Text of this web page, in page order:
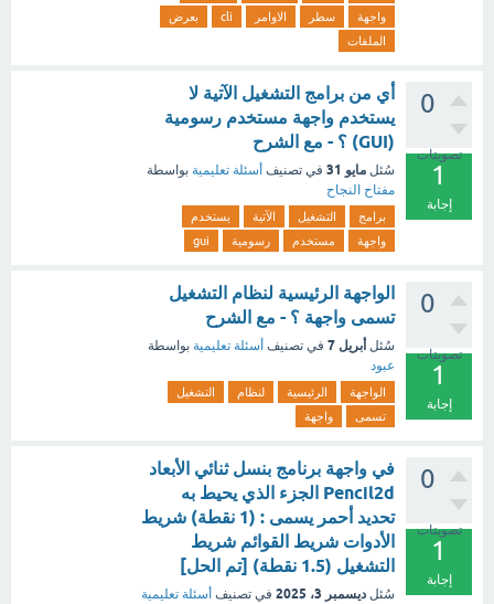
واجهة
سطر الاوامر cli
بعرض
الملفات
0
تصويتات
1
إجابة
أي من برامج التشغيل الآتية لا
يستخدم واجهة مستخدم رسومية
(GUI) ؟ - مع الشرح
سُئل مايو 31 في تصنيف أسئلة تعليمية بواسطة
مفتاح النجاح
برامج التشغيل الآتية
يستخدم
واجهة
مستخدم رسومية gui
0
تصويتات
1
إجابة
الواجهة الرئيسية لنظام التشغيل
تسمى واجهة ؟ - مع الشرح
سُئل أبريل 7 في تصنيف أسئلة تعليمية بواسطة
عبود
الواجهة الرئيسية لنظام
التشغيل
تسمى
واجهة
0
تصويتات
1
إجابة
في واجهة برنامج بنسل ثنائي الأبعاد
Pencil2d الجزء الذي يحيط به
تحديد أحمر يسمى : (1 نقطة) شريط
الأدوات شريط القوائم شريط
التشغيل (1.5 نقطة) [تم الحل]
سُئل ديسمبر 3، 2025 في تصنيف أسئلة تعليمية